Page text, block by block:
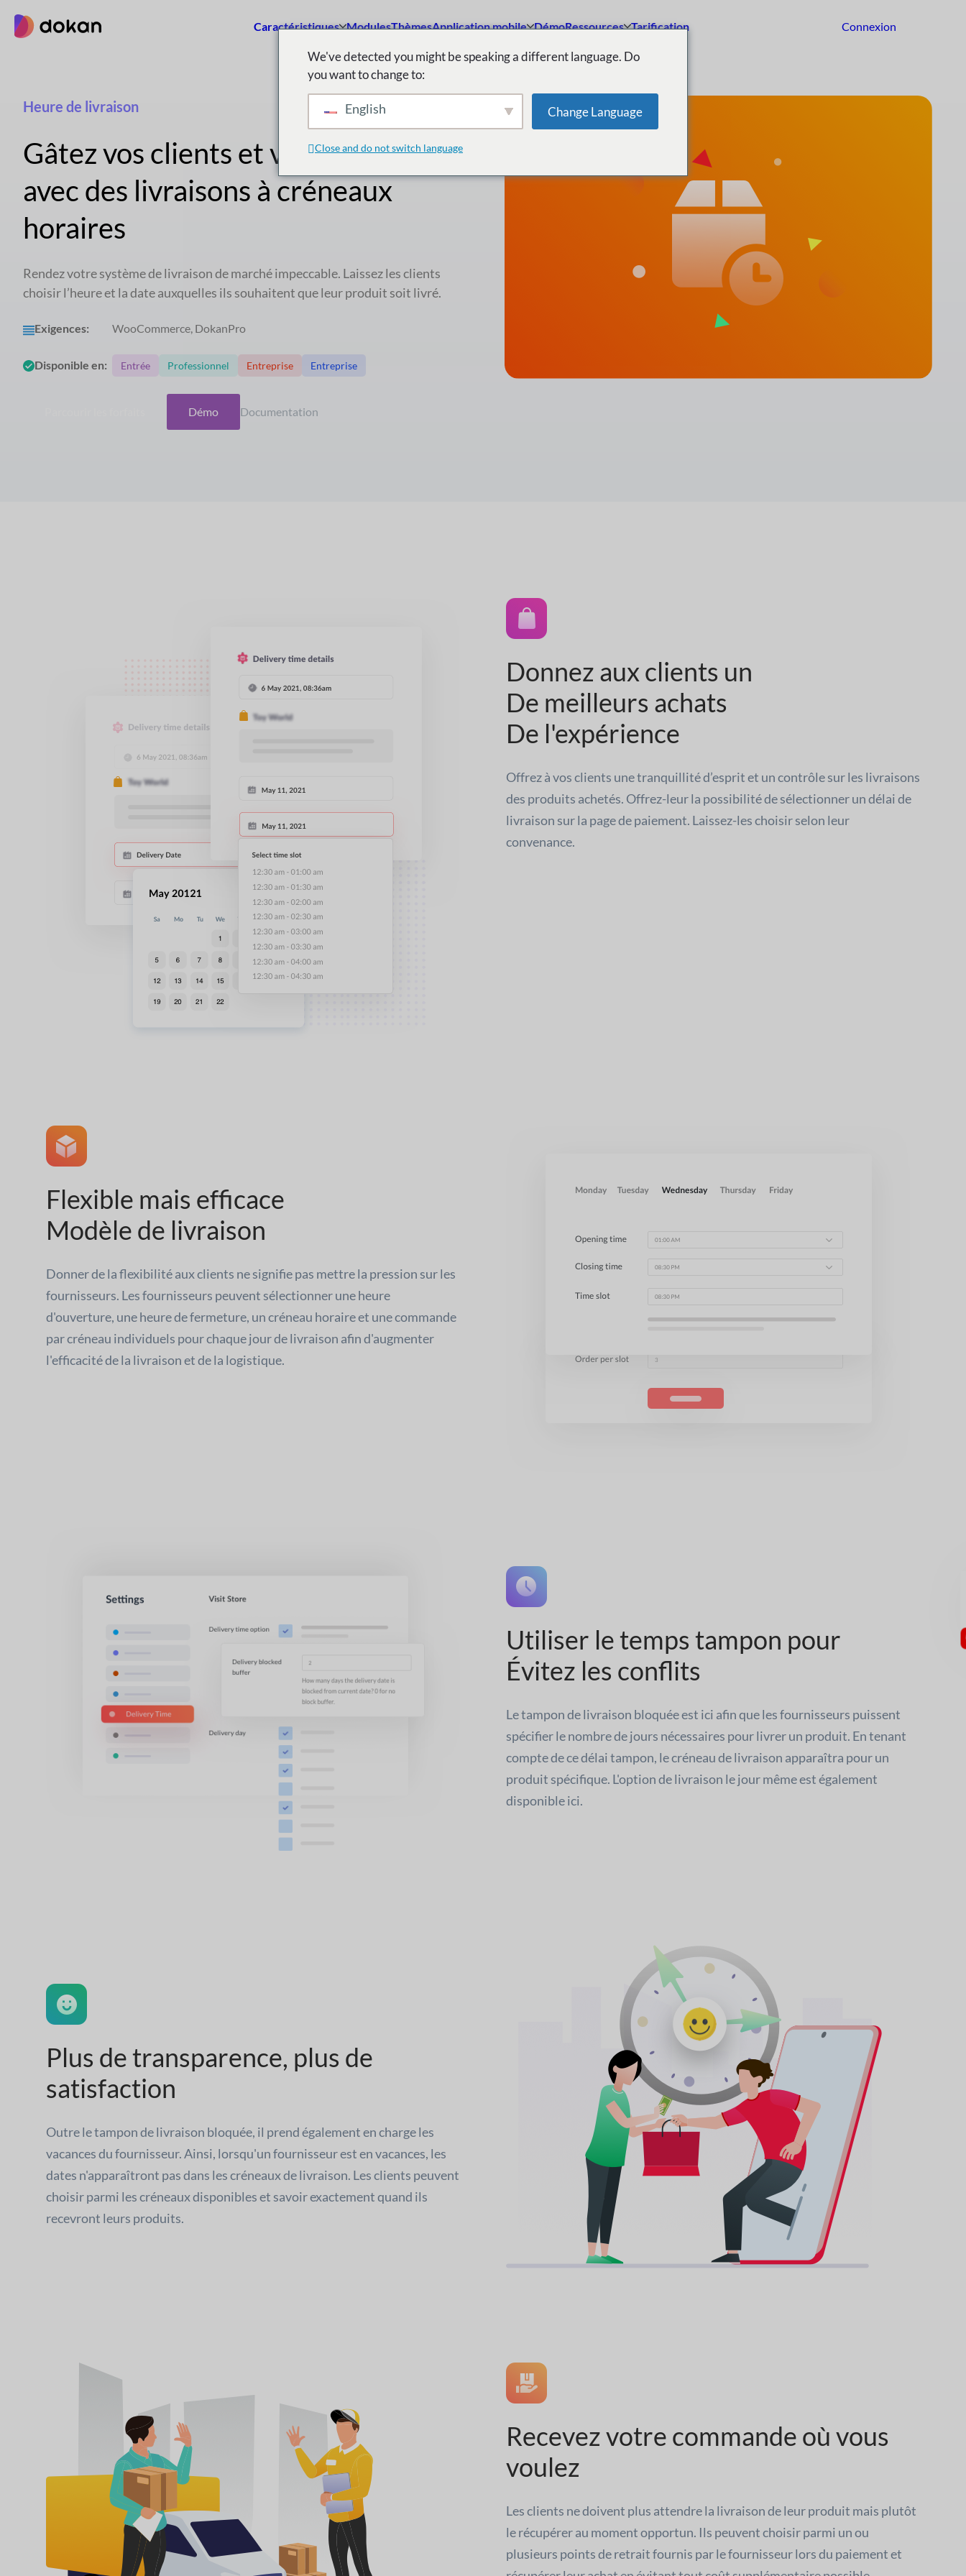
Caractéristiques ModulesThèmesApplication mobile DémoRessources Tarification Connexion
Heure de livraison
Gâtez vos clients et vos vendeurs
avec des livraisons à créneaux
horaires
Rendez votre système de livraison de marché impeccable. Laissez les clients
choisir l’heure et la date auxquelles ils souhaitent que leur produit soit livré.
Exigences: WooCommerce, DokanPro
Disponible en: Entrée Professionnel Entreprise Entreprise
Démo Documentation
Donnez aux clients un
De meilleurs achats
De l'expérience
Offrez à vos clients une tranquillité d’esprit et un contrôle sur les livraisons
des produits achetés. Offrez-leur la possibilité de sélectionner un délai de
livraison sur la page de paiement. Laissez-les choisir selon leur
convenance.
Flexible mais efficace
Modèle de livraison
Donner de la flexibilité aux clients ne signifie pas mettre la pression sur les
fournisseurs. Les fournisseurs peuvent sélectionner une heure
d'ouverture, une heure de fermeture, un créneau horaire et une commande
par créneau individuels pour chaque jour de livraison afin d'augmenter
l'efficacité de la livraison et de la logistique.
Utiliser le temps tampon pour
Évitez les conflits
Le tampon de livraison bloquée est ici afin que les fournisseurs puissent
spécifier le nombre de jours nécessaires pour livrer un produit. En tenant
compte de ce délai tampon, le créneau de livraison apparaîtra pour un
produit spécifique. L'option de livraison le jour même est également
disponible ici.
Plus de transparence, plus de
satisfaction
Outre le tampon de livraison bloquée, il prend également en charge les
vacances du fournisseur. Ainsi, lorsqu'un fournisseur est en vacances, les
dates n'apparaîtront pas dans les créneaux de livraison. Les clients peuvent
choisir parmi les créneaux disponibles et savoir exactement quand ils
recevront leurs produits.
Recevez votre commande où vous
voulez
Les clients ne doivent plus attendre la livraison de leur produit mais plutôt
le récupérer au moment opportun. Ils peuvent choisir parmi un ou
plusieurs points de retrait fournis par le fournisseur lors du paiement et
We've detected you might be speaking a different language. Do
you want to change to:
English Change Language
Close and do not switch language